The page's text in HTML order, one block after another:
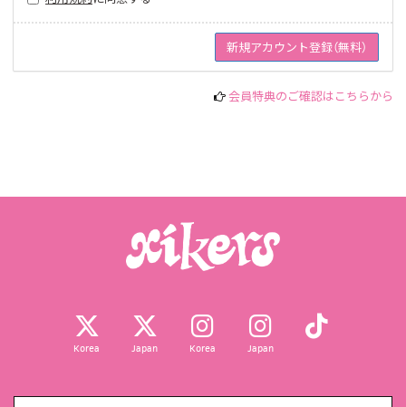
会員特典のご確認はこちらから
Korea Japan Korea Japan